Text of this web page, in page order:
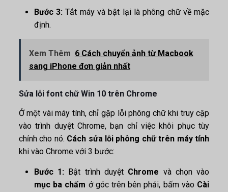
Bước 3:Tắt máy và bật lại là phông chữ về mặc
định.
Xem Thêm 6 Cách chuyển ảnh từ Macbook
sang iPhone đơn giản nhất
Sửa lỗi font chữ Win 10 trên Chrome
Ở một vài máy tính, chỉ gặp lỗi phông chữ khi truy cập
vào trình duyệt Chrome, bạn chỉ việc khôi phục tùy
chỉnh cho nó. Cách sửa lỗi phông chữ trên máy tính
khi vào Chrome với 3 bước:
Bước 1: Bật trình duyệt Chrome và chọn vào
mục ba chấm ở góc trên bên phải, bấm vào Cài